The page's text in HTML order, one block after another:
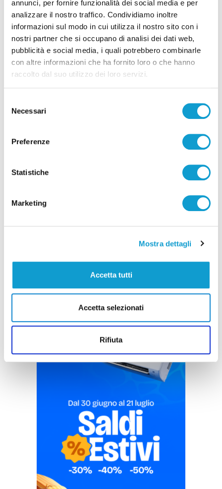
annunci, per fornire funzionalità dei social media e per
analizzare il nostro traffico. Condividiamo inoltre
informazioni sul modo in cui utilizza il nostro sito con i
nostri partner che si occupano di analisi dei dati web,
pubblicità e social media, i quali potrebbero combinarle
con altre informazioni che ha fornito loro o che hanno
raccolto dal suo utilizzo dei loro servizi.
delNecessari
Preferenze
Statistiche
Marketing
Mostra dettagli
Accetta tutti
Accetta selezionati
Rifiuta
Correlati
Lutto a San Benedetto, morto lo scultore
di Pier Paolo Flammini
Pubblicità